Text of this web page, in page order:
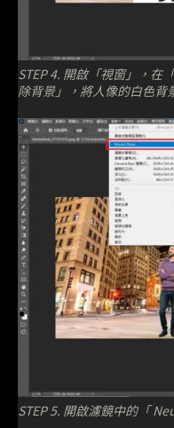
STEP 4. 開啟「視窗」，在
除背景」，將人像的白色背
STEP 5. 開啟濾鏡中的「